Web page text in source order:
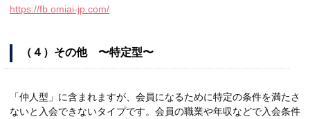
https://fb.omiai-jp.com/
（４）その他 〜特定型〜
「仲人型」に含まれますが、会員になるために特定の条件を満たさ
ないと入会できないタイプです。会員の職業や年収などで入会条件